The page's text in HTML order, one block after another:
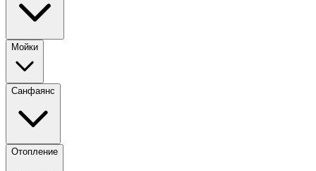
Мойки
Санфаянс
Отопление